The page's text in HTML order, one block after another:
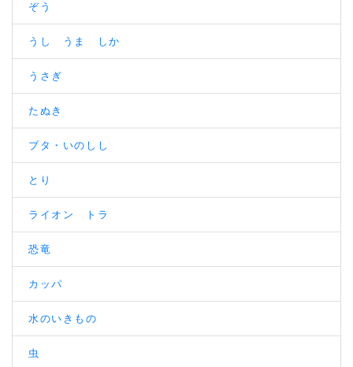
ぞう
うし うま しか
うさぎ
たぬき
ブタ・いのしし
とり
ライオン トラ
恐竜
カッパ
水のいきもの
虫